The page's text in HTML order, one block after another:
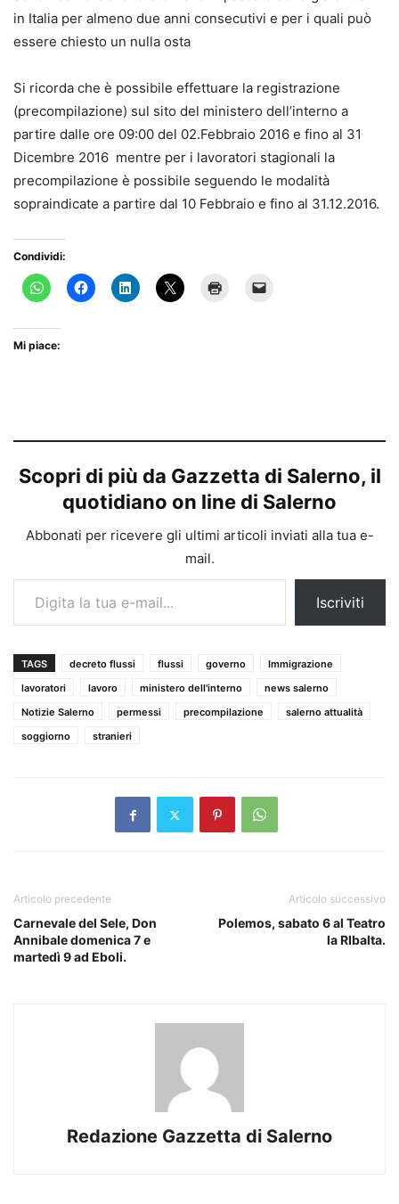
in Italia per almeno due anni consecutivi e per i quali può
essere chiesto un nulla osta
Si ricorda che è possibile effettuare la registrazione
(precompilazione) sul sito del ministero dell’interno a
partire dalle ore 09:00 del 02.Febbraio 2016 e fino al 31
Dicembre 2016 mentre per i lavoratori stagionali la
precompilazione è possibile seguendo le modalità
sopraindicate a partire dal 10 Febbraio e fino al 31.12.2016.
Condividi:
Mi piace:
Scopri di più da Gazzetta di Salerno, il
quotidiano on line di Salerno
Abbonati per ricevere gli ultimi articoli inviati alla tua e-
mail.
Digita la tua e-mail...
Iscriviti
TAGS decreto flussi flussi governo
Immigrazione
lavoratori
lavoro ministero dell'interno
news salerno
Notizie Salerno
permessi precompilazione
salerno attualità
soggiorno
stranieri
Articolo precedente
Carnevale del Sele, Don
Annibale domenica 7 e
martedì 9 ad Eboli.
Articolo successivo
Polemos, sabato 6 al Teatro
la RIbalta.
Redazione Gazzetta di Salerno